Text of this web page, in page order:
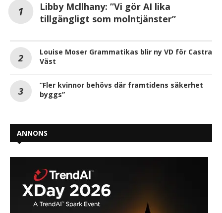
Libby Mcllhany: ”Vi gör AI lika
tillgängligt som molntjänster”
Louise Moser Grammatikas blir ny VD för Castra
Väst
”Fler kvinnor behövs där framtidens säkerhet
byggs”
ANNONS